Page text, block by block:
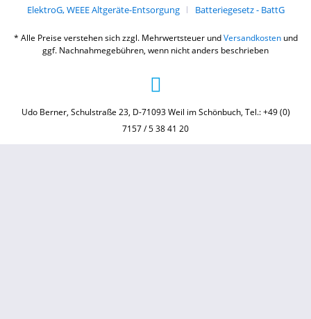
ElektroG, WEEE Altgeräte-Entsorgung
Batteriegesetz - BattG
* Alle Preise verstehen sich zzgl. Mehrwertsteuer undVersandkostenund
ggf. Nachnahmegebühren, wenn nicht anders beschrieben
Udo Berner, Schulstraße 23, D-71093 Weil im Schönbuch, Tel.: +49 (0)
7157 / 5 38 41 20